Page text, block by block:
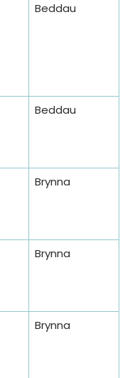
Beddau
Beddau
Brynna
Brynna
Brynna